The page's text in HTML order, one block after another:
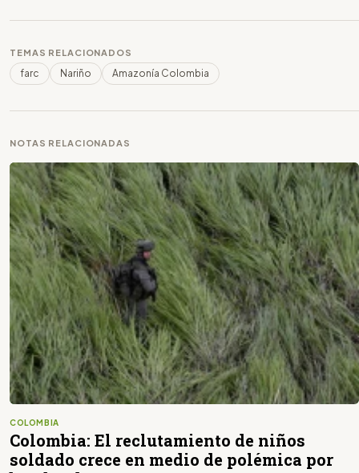
TEMAS RELACIONADOS
farc Nariño Amazonía Colombia
NOTAS RELACIONADAS
COLOMBIA
Colombia: El reclutamiento de niños
soldado crece en medio de polémica por